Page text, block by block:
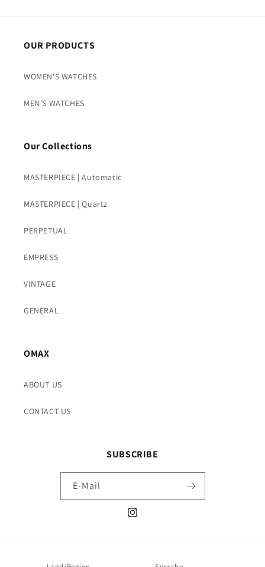
OUR PRODUCTS
WOMEN'S WATCHES
MEN'S WATCHES
Our Collections
MASTERPIECE | Automatic
MASTERPIECE | Quartz
PERPETUAL
EMPRESS
VINTAGE
GENERAL
OMAX
ABOUT US
CONTACT US
SUBSCRIBE
E-Mail
Instagram